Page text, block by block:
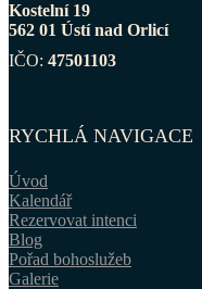
Kostelní 19
562 01 Ústí nad Orlicí
IČO: 47501103
RYCHLÁ NAVIGACE
Úvod
Kalendář
Rezervovat intenci
Blog
Pořad bohoslužeb
Galerie